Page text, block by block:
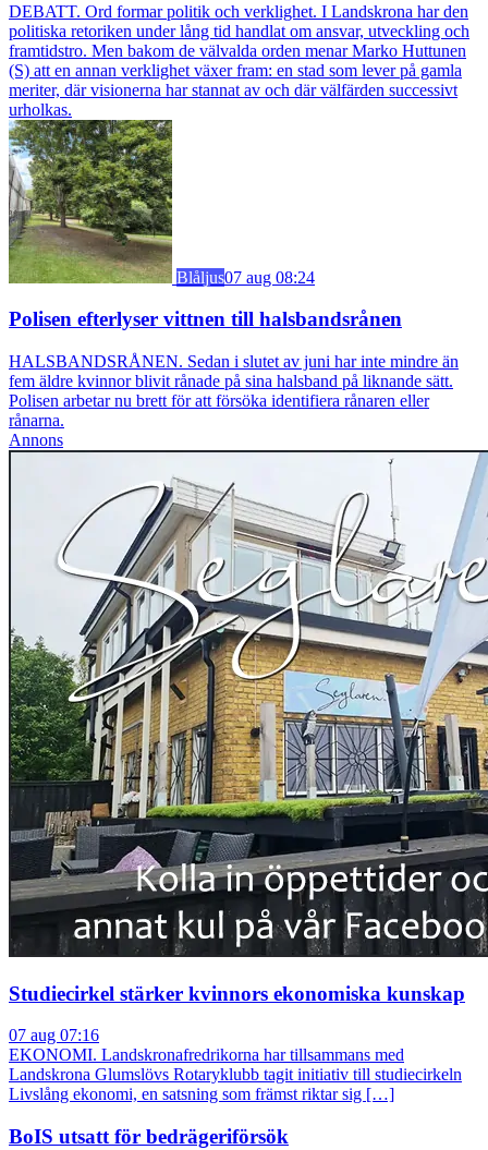
DEBATT. Ord formar politik och verklighet. I Landskrona har den
politiska retoriken under lång tid handlat om ansvar, utveckling och
framtidstro. Men bakom de välvalda orden menar Marko Huttunen
(S) att en annan verklighet växer fram: en stad som lever på gamla
meriter, där visionerna har stannat av och där välfärden successivt
urholkas.
Blåljus07 aug 08:24
Polisen efterlyser vittnen till halsbandsrånen
HALSBANDSRÅNEN. Sedan i slutet av juni har inte mindre än
fem äldre kvinnor blivit rånade på sina halsband på liknande sätt.
Polisen arbetar nu brett för att försöka identifiera rånaren eller
rånarna.
Annons
Studiecirkel stärker kvinnors ekonomiska kunskap
07 aug 07:16
EKONOMI. Landskronafredrikorna har tillsammans med
Landskrona Glumslövs Rotaryklubb tagit initiativ till studiecirkeln
Livslång ekonomi, en satsning som främst riktar sig […]
BoIS utsatt för bedrägeriförsök